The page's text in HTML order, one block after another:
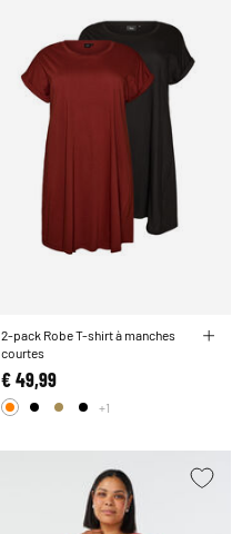
2-pack Robe T-shirt à manches
courtes
€ 49,99
+1